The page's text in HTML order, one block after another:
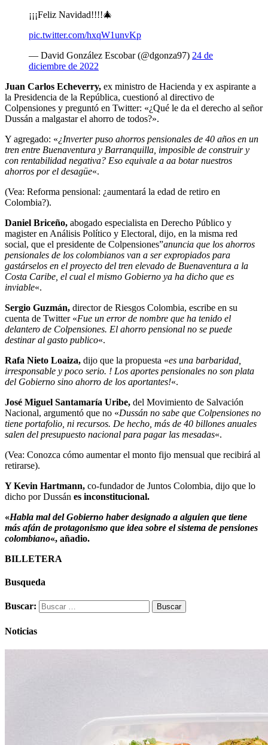
¡¡¡Feliz Navidad!!!!🎄
pic.twitter.com/hxqW1unvKp
— David González Escobar (@dgonza97) 24 de
diciembre de 2022
Juan Carlos Echeverry, ex ministro de Hacienda y ex aspirante a
la Presidencia de la República, cuestionó al directivo de
Colpensiones y preguntó en Twitter: «¿Qué le da el derecho al señor
Dussán a malgastar el ahorro de todos?».
Y agregado: «¿Inverter puso ahorros pensionales de 40 años en un
tren entre Buenaventura y Barranquilla, imposible de construir y
con rentabilidad negativa? Eso equivale a aa botar nuestros
ahorros por el desagüe«.
(Vea: Reforma pensional: ¿aumentará la edad de retiro en
Colombia?).
Daniel Briceño, abogado especialista en Derecho Público y
magister en Análisis Político y Electoral, dijo, en la misma red
social, que el presidente de Colpensiones”anuncia que los ahorros
pensionales de los colombianos van a ser expropiados para
gastárselos en el proyecto del tren elevado de Buenaventura a la
Costa Caribe, el cual el mismo Gobierno ya ha dicho que es
inviable«.
Sergio Guzmán, director de Riesgos Colombia, escribe en su
cuenta de Twitter «Fue un error de nombre que ha tenido el
delantero de Colpensiones. El ahorro pensional no se puede
destinar al gasto publico«.
Rafa Nieto Loaiza, dijo que la propuesta «es una barbaridad,
irresponsable y poco serio. ! Los aportes pensionales no son plata
del Gobierno sino ahorro de los aportantes!«.
José Miguel Santamaría Uribe, del Movimiento de Salvación
Nacional, argumentó que no «Dussán no sabe que Colpensiones no
tiene portafolio, ni recursos. De hecho, más de 40 billones anuales
salen del presupuesto nacional para pagar las mesadas«.
(Vea: Conozca cómo aumentar el monto fijo mensual que recibirá al
retirarse).
Y Kevin Hartmann, co-fundador de Juntos Colombia, dijo que lo
dicho por Dussán es inconstitucional.
«Habla mal del Gobierno haber designado a alguien que tiene
más afán de protagonismo que idea sobre el sistema de pensiones
colombiano«, añadio.
BILLETERA
Busqueda
Buscar:
Noticias